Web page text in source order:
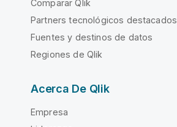
Comparar Qlik
Partners tecnológicos destacados
Fuentes y destinos de datos
Regiones de Qlik
Acerca De Qlik
Empresa